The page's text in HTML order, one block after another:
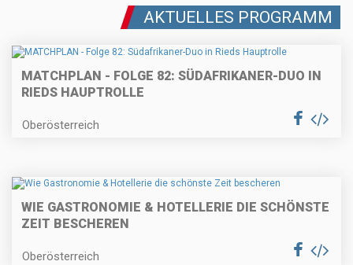
AKTUELLES PROGRAMM
MATCHPLAN - FOLGE 82: SÜDAFRIKANER-DUO IN
RIEDS HAUPTROLLE
Oberösterreich
WIE GASTRONOMIE & HOTELLERIE DIE SCHÖNSTE
ZEIT BESCHEREN
Oberösterreich